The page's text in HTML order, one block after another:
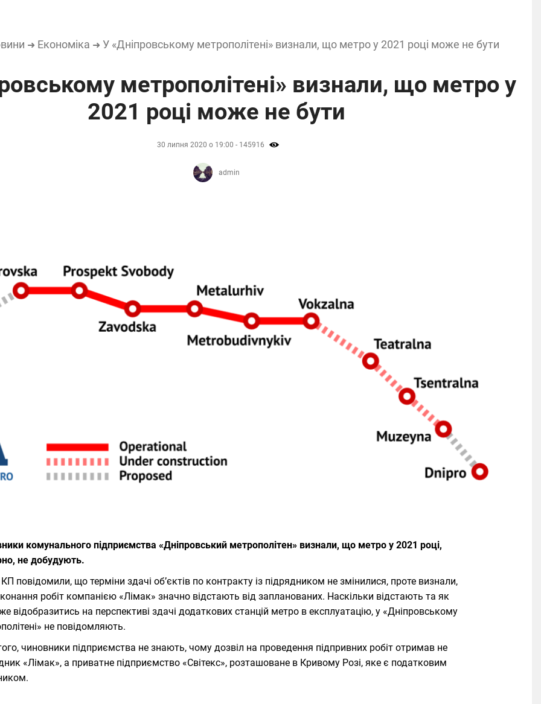
➜ Економіка ➜ У «Дніпровському метрополітені» визнали, що метро у 2021 році може не бути
метрополітені» визнали, що метро у
2021 році може не бути
30 липня 2020 о 19:00 - 145916
admin
комунального підприємства «Дніпровський метрополітен» визнали, що метро у 2021 році,
не добудують.
повідомили, що терміни здачі об’єктів по контракту із підрядником не змінилися, проте визнали,
робіт компанією «Лімак» значно відстають від запланованих. Наскільки відстають та як
відобразитись на перспективі здачі додаткових станцій метро в експлуатацію, у «Дніпровському
не повідомляють.
чиновники підприємства не знають, чому дозвіл на проведення підпривних робіт отримав не
«Лімак», а приватне підприємство «Світекс», розташоване в Кривому Розі, яке є податковим